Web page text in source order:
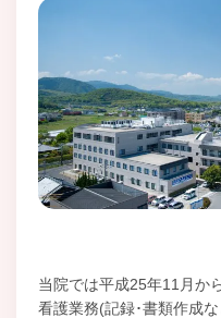
当院では平成25年11月か
看護業務(記録･書類作成